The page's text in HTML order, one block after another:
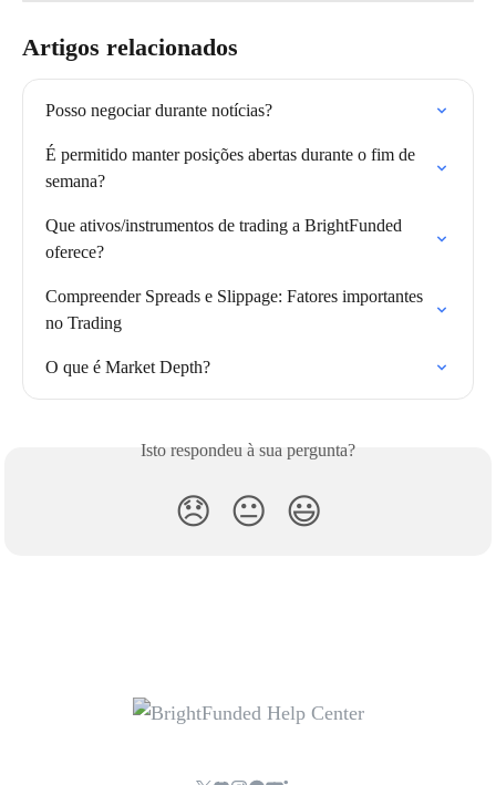
Artigos relacionados
Posso negociar durante notícias?
É permitido manter posições abertas durante o fim de
semana?
Que ativos/instrumentos de trading a BrightFunded
oferece?
Compreender Spreads e Slippage: Fatores importantes
no Trading
O que é Market Depth?
Isto respondeu à sua pergunta?
😞 😐 😃